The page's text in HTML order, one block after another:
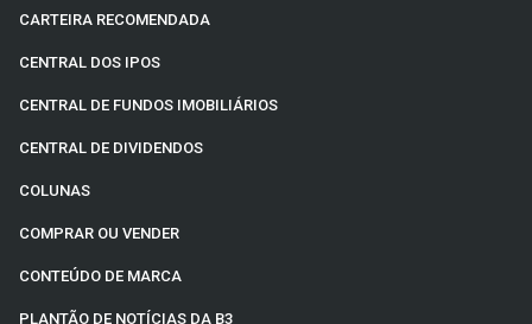
CARTEIRA RECOMENDADA
CENTRAL DOS IPOS
CENTRAL DE FUNDOS IMOBILIÁRIOS
CENTRAL DE DIVIDENDOS
COLUNAS
COMPRAR OU VENDER
CONTEÚDO DE MARCA
PLANTÃO DE NOTÍCIAS DA B3